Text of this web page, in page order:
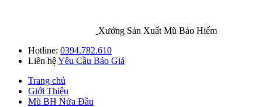
Xưởng Sản Xuất Mũ Bảo Hiểm
Hotline: 0394.782.610
Liên hệYêu Cầu Báo Giá
Trang chủ
Giới Thiệu
Mũ BH Nửa Đầu